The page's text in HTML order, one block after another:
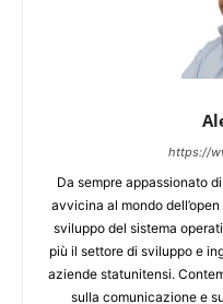
https://
Da sempre appassionato
avvicina al mondo
sviluppo del sistema
più il settore di sviluppo e
aziende statunitensi.
sulla comunicazione e